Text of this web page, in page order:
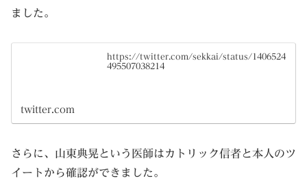
ました。
https://twitter.com/sekkai/status/1406524
495507038214
twitter.com
さらに、山東典晃という医師はカトリック信者と本人のツ
イートから確認ができました。